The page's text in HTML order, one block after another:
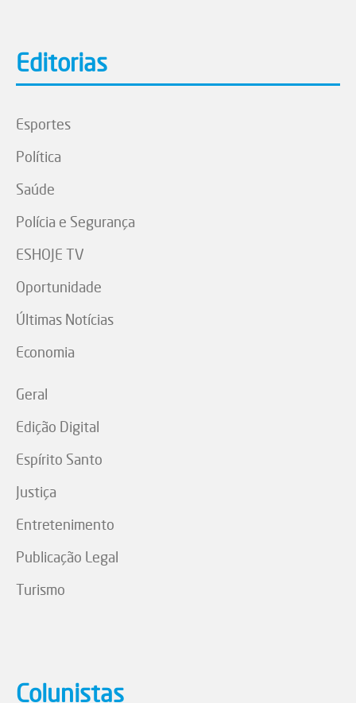
Editorias
Esportes
Política
Saúde
Polícia e Segurança
ESHOJE TV
Oportunidade
Últimas Notícias
Economia
Geral
Edição Digital
Espírito Santo
Justiça
Entretenimento
Publicação Legal
Turismo
Colunistas